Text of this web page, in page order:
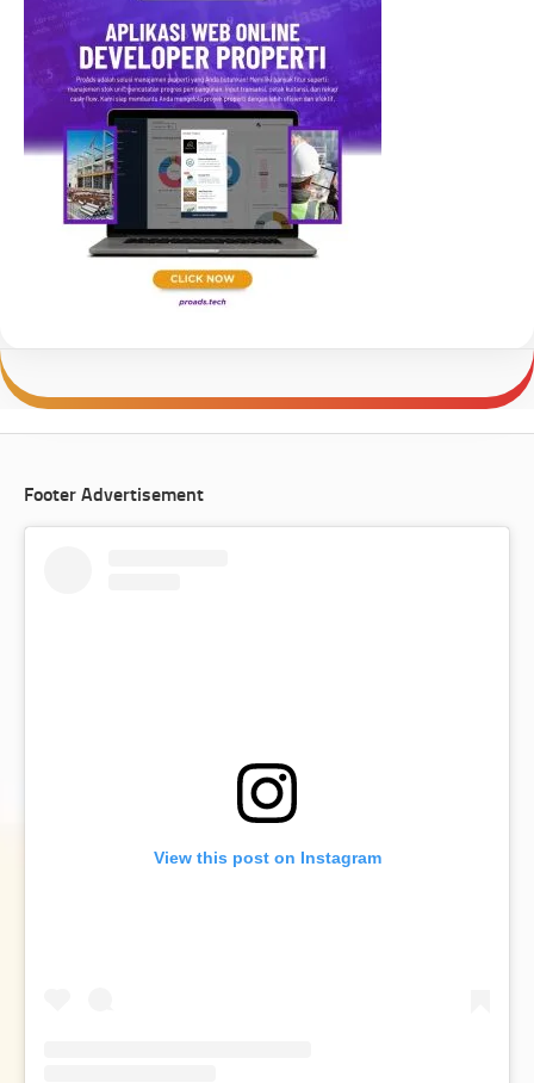
Footer Advertisement
View this post on Instagram